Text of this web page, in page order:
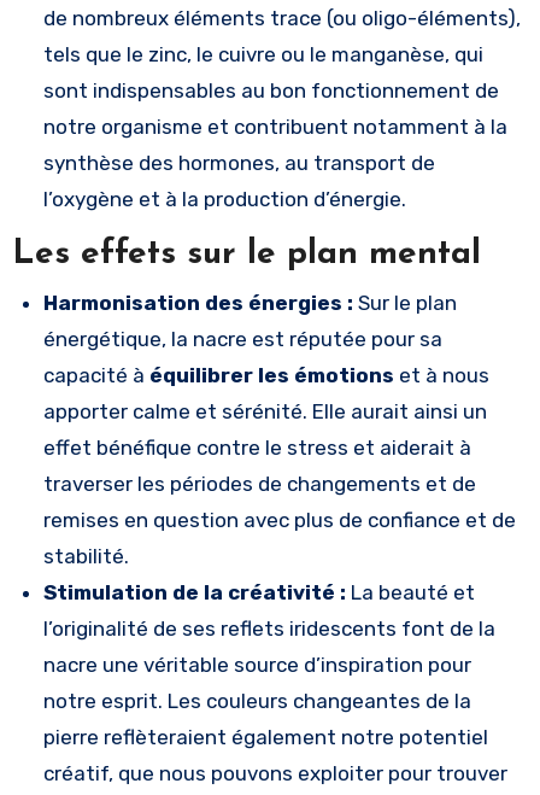
de nombreux éléments trace (ou oligo-éléments),
tels que le zinc, le cuivre ou le manganèse, qui
sont indispensables au bon fonctionnement de
notre organisme et contribuent notamment à la
synthèse des hormones, au transport de
l’oxygène et à la production d’énergie.
Les effets sur le plan mental
Harmonisation des énergies : Sur le plan
énergétique, la nacre est réputée pour sa
capacité à équilibrer les émotions et à nous
apporter calme et sérénité. Elle aurait ainsi un
effet bénéfique contre le stress et aiderait à
traverser les périodes de changements et de
remises en question avec plus de confiance et de
stabilité.
Stimulation de la créativité : La beauté et
l’originalité de ses reflets iridescents font de la
nacre une véritable source d’inspiration pour
notre esprit. Les couleurs changeantes de la
pierre reflèteraient également notre potentiel
créatif, que nous pouvons exploiter pour trouver